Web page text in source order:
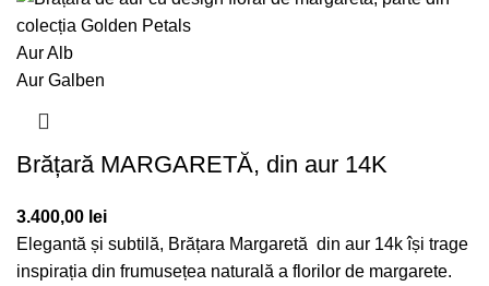
Aur Alb
Aur Galben
Brățară MARGARETĂ, din aur 14K
3.400,00 lei
Elegantă și subtilă, Brățara Margaretă din aur 14k își trage
inspirația din frumusețea naturală a florilor de margarete.